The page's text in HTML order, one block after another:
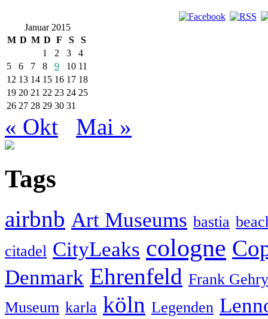
Januar 2015
M D M D F S
S
1
2 3
4
5
6 7 8 9 10 11
12 13 14 15 16 17 18
19 20 21 22 23 24 25
26 27 28 29 30 31
« Okt Mai »
Tags
airbnb Art Museums bastia
citadel CityLeaks cologne
Denmark Ehrenfeld Frank Gehry
Museum karla köln Legenden